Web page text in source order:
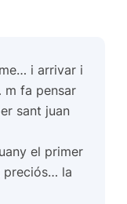
i arrivar i
fa pensar
sant juan
el primer
preciós… la